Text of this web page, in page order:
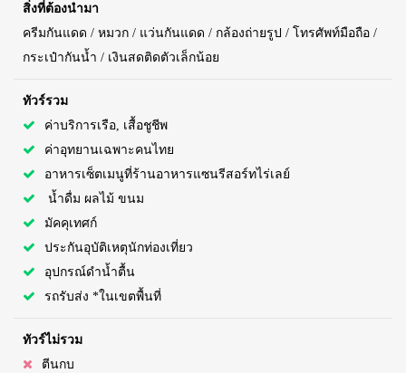
สิ่งที่ต้องนำมา
ครีมกันแดด / หมวก / แว่นกันแดด / กล้องถ่ายรูป / โทรศัพท์มือถือ /
กระเป๋ากันน้ำ / เงินสดติดตัวเล็กน้อย
ทัวร์รวม
ค่าบริการเรือ, เสื้อชูชีพ
ค่าอุทยานเฉพาะคนไทย
อาหารเซ็ตเมนูที่ร้านอาหารแซนรีสอร์ทไร่เลย์
น้ำดื่ม ผลไม้ ขนม
มัคคุเทศก์
ประกันอุบัติเหตุนักท่องเที่ยว
อุปกรณ์ดำน้ำตื้น
รถรับส่ง *ในเขตพื้นที่
ทัวร์ไม่รวม
ตีนกบ